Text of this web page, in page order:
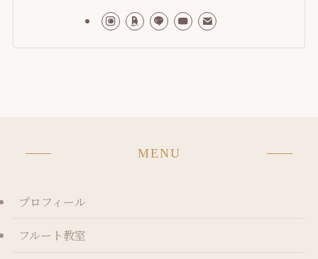
MENU
プロフィール
フルート教室